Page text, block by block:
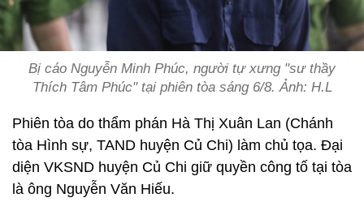
Bị cáo Nguyễn Minh Phúc, người tự xưng "sư thầy
Thích Tâm Phúc" tại phiên tòa sáng 6/8. Ảnh: H.L
Phiên tòa do thẩm phán Hà Thị Xuân Lan (Chánh
tòa Hình sự, TAND huyện Củ Chi) làm chủ tọa. Đại
diện VKSND huyện Củ Chi giữ quyền công tố tại tòa
là ông Nguyễn Văn Hiếu.